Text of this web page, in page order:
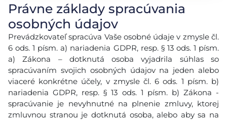
Právne základy spracúvania
osobných údajov
Prevádzkovateľ spracúva Vaše osobné údaje v zmysle čl.
6 ods. 1 písm. a) nariadenia GDPR, resp. § 13 ods. 1 písm.
a) Zákona – dotknutá osoba vyjadrila súhlas so
spracúvaním svojich osobných údajov na jeden alebo
viaceré konkrétne účely, v zmysle čl. 6 ods. 1 písm. b)
nariadenia GDPR, resp. § 13 ods. 1 písm. b) Zákona -
spracúvanie je nevyhnutné na plnenie zmluvy, ktorej
zmluvnou stranou je dotknutá osoba, alebo aby sa na